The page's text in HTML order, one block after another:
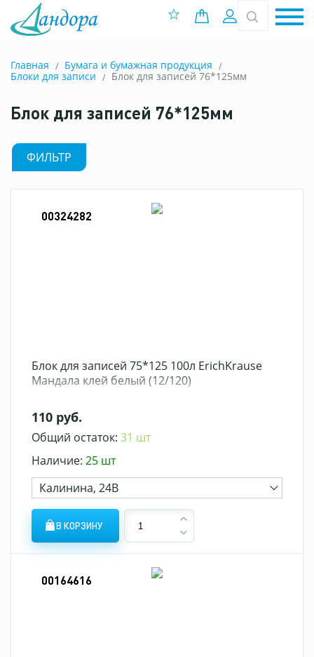
0 позиций
Вход
Главная
Бумага и бумажная продукция
Блоки для записи
Блок для записей 76*125мм
Блок для записей 76*125мм
ФИЛЬТР
00324282
Блок для записей 75*125 100л ErichKrause
Мандала клей белый (12/120)
110 руб.
Общий остаток: 31 шт
Наличие: 25 шт
Калинина, 24В
В КОРЗИНУ
00164616